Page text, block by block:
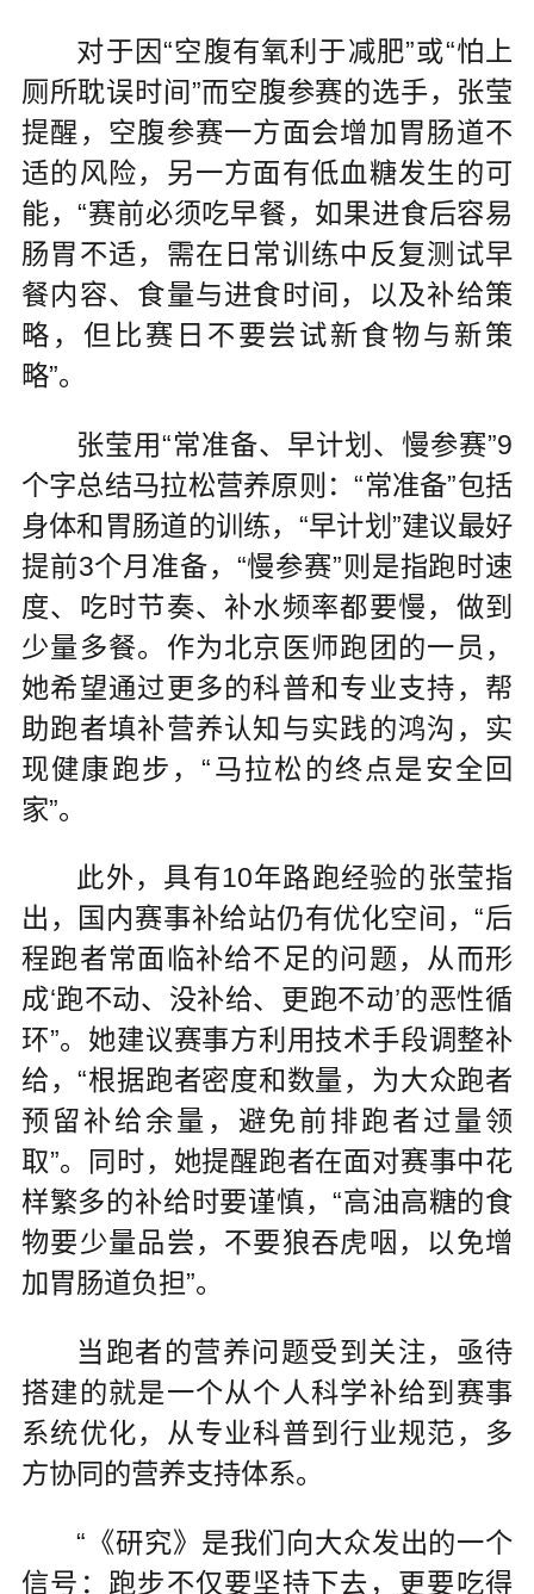
对于因“空腹有氧利于减肥”或“怕上
厕所耽误时间”而空腹参赛的选手，张莹
提醒，空腹参赛一方面会增加胃肠道不
适的风险，另一方面有低血糖发生的可
能，“赛前必须吃早餐，如果进食后容易
肠胃不适，需在日常训练中反复测试早
餐内容、食量与进食时间，以及补给策
略，但比赛日不要尝试新食物与新策
略”。
张莹用“常准备、早计划、慢参赛”9
个字总结马拉松营养原则：“常准备”包括
身体和胃肠道的训练，“早计划”建议最好
提前3个月准备，“慢参赛”则是指跑时速
度、吃时节奏、补水频率都要慢，做到
少量多餐。作为北京医师跑团的一员，
她希望通过更多的科普和专业支持，帮
助跑者填补营养认知与实践的鸿沟，实
现健康跑步，“马拉松的终点是安全回
家”。
此外，具有10年路跑经验的张莹指
出，国内赛事补给站仍有优化空间，“后
程跑者常面临补给不足的问题，从而形
成‘跑不动、没补给、更跑不动’的恶性循
环”。她建议赛事方利用技术手段调整补
给，“根据跑者密度和数量，为大众跑者
预留补给余量，避免前排跑者过量领
取”。同时，她提醒跑者在面对赛事中花
样繁多的补给时要谨慎，“高油高糖的食
物要少量品尝，不要狼吞虎咽，以免增
加胃肠道负担”。
当跑者的营养问题受到关注，亟待
搭建的就是一个从个人科学补给到赛事
系统优化，从专业科普到行业规范，多
方协同的营养支持体系。
“《研究》是我们向大众发出的一个
信号：跑步不仅要坚持下去，更要吃得